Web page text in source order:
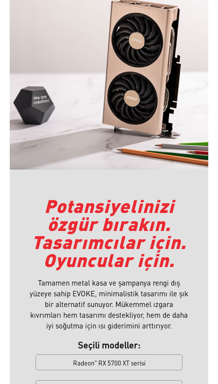
Potansiyelinizi
özgür bırakın.
Tasarımcılar için.
Oyuncular için.
Tamamen metal kasa ve şampanya rengi dış
yüzeye sahip EVOKE, minimalistik tasarımı ile şık
bir alternatif sunuyor. Mükemmel ızgara
kıvrımları hem tasarımı destekliyor, hem de daha
iyi soğutma için ısı giderimini arttırıyor⁠.
Seçili modeller:
Radeon™RX 5700 XT serisi